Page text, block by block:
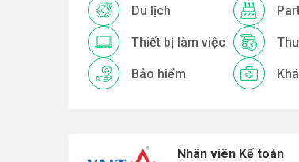
Du lịch
Thiết bị làm việc
Bảo hiểm
Nhân viên Kế toán